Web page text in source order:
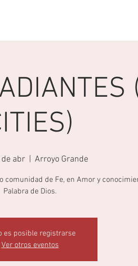
abr
  |
Arroyo Grande
comunidad de Fe, en Amor y
Palabra de Dios.
es posible registrarse
Ver otros eventos